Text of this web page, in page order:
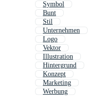
Symbol
Bunt
Stil
Unternehmen
Logo
Vektor
Illustration
Hintergrund
Konzept
Marketing
Werbung